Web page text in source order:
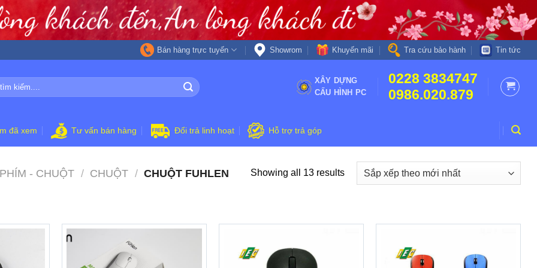
Bán hàng trực tuyến Showrom Khuyến mãi Tra cứu bảo hành Tin tức
XÂY DỰNG
CẤU HÌNH PC
0228 3834747
0986.020.879
đã xem Tư vấn bán hàng Đổi trả linh hoạt Hỗ trợ trả góp
- CHUỘT / CHUỘT / CHUỘT FUHLEN Showing all 13 results